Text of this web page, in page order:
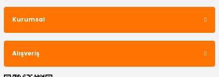
Kurumsal
Alışveriş